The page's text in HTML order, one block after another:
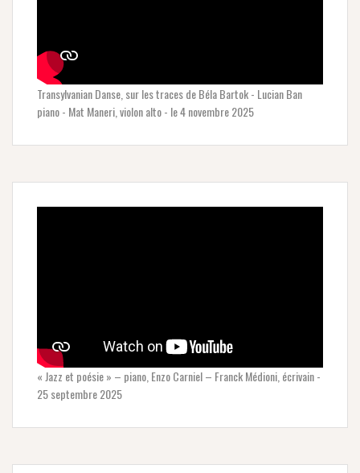
Transylvanian Danse, sur les traces de Béla Bartok - Lucian Ban
piano - Mat Maneri, violon alto - le 4 novembre 2025
« Jazz et poésie » – piano, Enzo Carniel – Franck Médioni, écrivain -
25 septembre 2025